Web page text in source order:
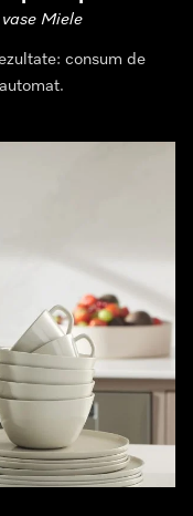
Miele
consum de